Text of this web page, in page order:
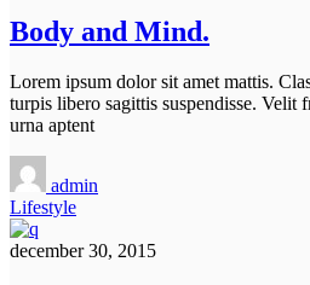
Body and Mind.
Lorem ipsum dolor sit amet mattis.
turpis libero sagittis suspendisse.
urna aptent
admin
Lifestyle
december 30, 2015